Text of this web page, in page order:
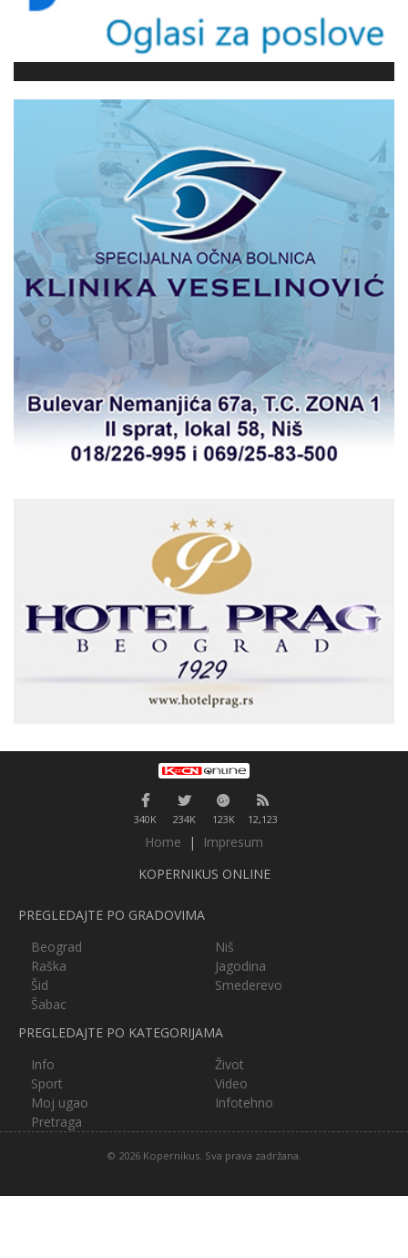
340K 234K 123K 12,123
Home |
Impresum
KOPERNIKUS ONLINE
PREGLEDAJTE PO GRADOVIMA
Beograd
Niš
Raška
Jagodina
Šid
Smederevo
Šabac
PREGLEDAJTE PO KATEGORIJAMA
Info
Život
Sport
Video
Moj ugao
Infotehno
Pretraga
© 2026 Kopernikus. Sva prava zadržana.